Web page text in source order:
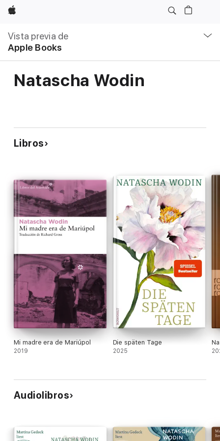
Apple
Vista previa de
Apple Books
local
Abrir
menú
Natascha Wodin
Libros
Mi madre era de Mariúpol
2019
Die späten Tage
2025
Audiolibros